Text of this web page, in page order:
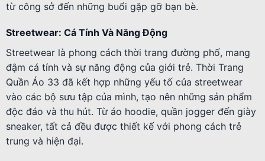
từ công sở đến những buổi gặp gỡ bạn bè.
Streetwear: Cá Tính Và Năng Động
Streetwear là phong cách thời trang đường phố, mang
đậm cá tính và sự năng động của giới trẻ. Thời Trang
Quần Áo 33 đã kết hợp những yếu tố của streetwear
vào các bộ sưu tập của mình, tạo nên những sản phẩm
độc đáo và thu hút. Từ áo hoodie, quần jogger đến giày
sneaker, tất cả đều được thiết kế với phong cách trẻ
trung và hiện đại.